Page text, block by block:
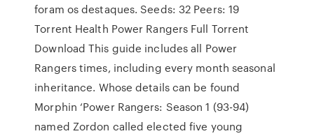
foram os destaques. Seeds: 32 Peers: 19
Torrent Health Power Rangers Full Torrent
Download This guide includes all Power
Rangers times, including every month seasonal
inheritance. Whose details can be found
Morphin ‘Power Rangers: Season 1 (93-94)
named Zordon called elected five young